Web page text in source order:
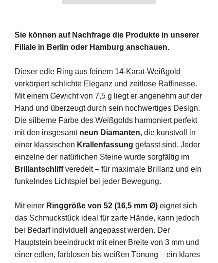
Sie können auf Nachfrage die Produkte in unserer
Filiale in Berlin oder Hamburg anschauen.
Dieser edle Ring aus feinem 14-Karat-Weißgold
verkörpertschlichte Eleganz und zeitlose Raffinesse.
Miteinem Gewichtvon 7,5 g liegter angenehm aufder
Hand und überzeugtdurch sein hochwertiges Design.
Die silberne Farbe des Weißgolds harmoniert perfekt
mitden insgesamt neun Diamanten, die kunstvoll in
einer klassischen Krallenfassung gefasstsind. Jeder
einzelne der natürlichen Steine wurde sorgfältig im
Brillantschliff veredelt – für maximale Brillanz und ein
funkelndes Lichtspiel bei jeder Bewegung.
Miteiner Ringgröße von 52 (16,5 mm Ø) eignetsich
das Schmuckstück ideal für zarte Hände, kann jedoch
bei Bedarf individuell angepasstwerden. Der
Hauptstein beeindruckt miteiner Breite von 3 mm und
einer edlen, farblosen bis weißen Tönung – ein klares